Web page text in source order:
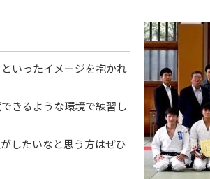
いったイメージを抱かれ
きるような環境で練習し
したいなと思う方はぜひ